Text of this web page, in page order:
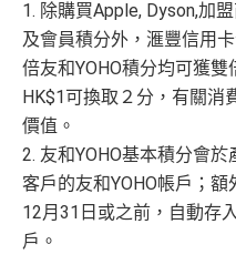
1. 除購買Apple, Dyson,加
及會員積分外，滙豐信用
倍友和YOHO積分均可獲
HK$1可換取２分，有關消
價值。
2. 友和YOHO基本積分會
客戶的友和YOHO帳戶；
12月31日或之前，自動存
戶。